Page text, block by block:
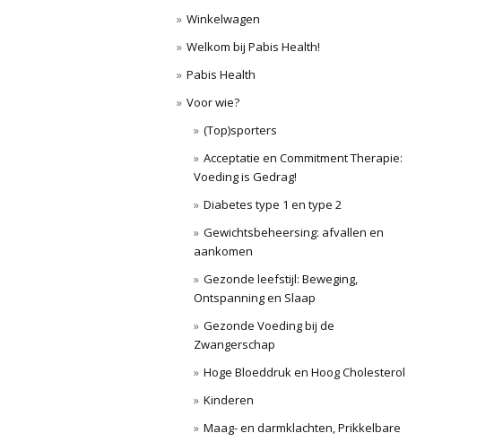
Winkelwagen
Welkom bij Pabis Health!
Pabis Health
Voor wie?
(Top)sporters
Acceptatie en Commitment Therapie:
Voeding is Gedrag!
Diabetes type 1 en type 2
Gewichtsbeheersing: afvallen en
aankomen
Gezonde leefstijl: Beweging,
Ontspanning en Slaap
Gezonde Voeding bij de
Zwangerschap
Hoge Bloeddruk en Hoog Cholesterol
Kinderen
Maag- en darmklachten, Prikkelbare